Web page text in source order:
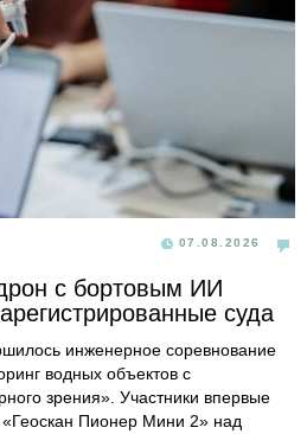
07.08.2026
с бортовым ИИ
суда
инженерное соревнование
водных объектов с
зрения». Участники впервые
Пионер Мини 2» над